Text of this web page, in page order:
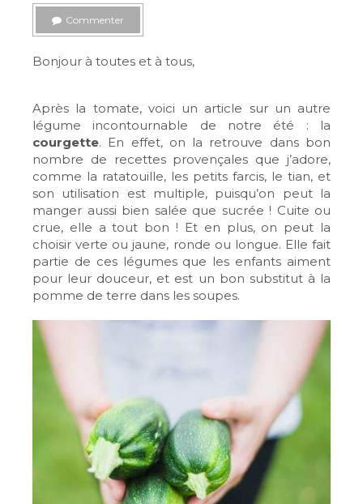
Commenter
Bonjour à toutes et à tous,
Après la tomate, voici un article sur un autre
légume incontournable de notre été : la
courgette. En effet, on la retrouve dans bon
nombre de recettes provençales que j’adore,
comme la ratatouille, les petits farcis, le tian, et
son utilisation est multiple, puisqu’on peut la
manger aussi bien salée que sucrée ! Cuite ou
crue, elle a tout bon ! Et en plus, on peut la
choisir verte ou jaune, ronde ou longue. Elle fait
partie de ces légumes que les enfants aiment
pour leur douceur, et est un bon substitut à la
pomme de terre dans les soupes.